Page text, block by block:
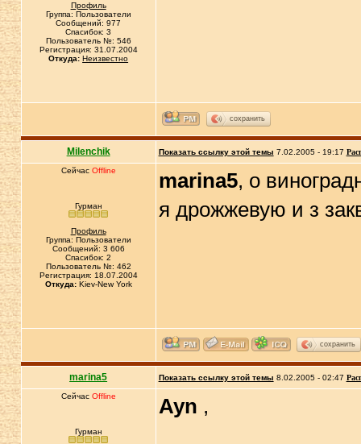
Профиль
Группа: Пользователи
Сообщений: 977
Спасибок: 3
Пользователь №: 546
Регистрация: 31.07.2004
Откуда: Неизвестно
сохранить
Milenchik Показать ссылку этой темы 7.02.2005 - 19:17
Сейчас Offline
Гурман
Профиль
Группа: Пользователи
Сообщений: 3 606
Спасибок: 2
Пользователь №: 462
Регистрация: 18.07.2004
Откуда:Kiev-New York
marina5, о
я дрожжевую и з
сохранить
marina5 Показать ссылку этой темы 8.02.2005 - 02:47
Сейчас Offline
Гурман
Ayn ,